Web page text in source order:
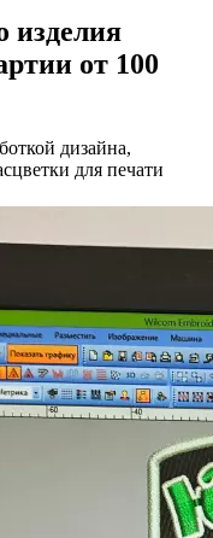
изделия
от 100
дизайна,
для печати